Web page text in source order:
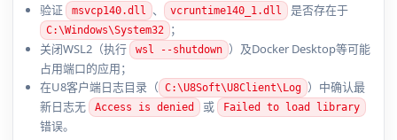
验证
msvcp140.dll 、 vcruntime140_1.dll 是否存在于
C:\Windows\System32
；
关闭WSL2（执行
wsl --shutdown ）及Docker Desktop等可能
占用端口的应用；
在U8客户端日志目录（ C:\U8Soft\U8Client\Log ）中确认最
新日志无
Access is denied 或 Failed to load library
错误。